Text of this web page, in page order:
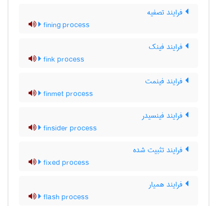
فرایند تصفیه
fining process
فرایند فینک
fink process
فرایند فینمت
finmet process
فرایند فینسیدر
finsider process
فرایند تثبیت شده
fixed process
فرایند همیار
flash process